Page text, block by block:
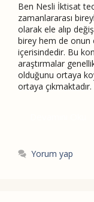
Ben Nesli İktisat
zamanlararası
olarak ele alıp
birey hem de onun
içerisindedir. Bu
araştırmalar
olduğunu ortaya
ortaya
Yorum yap